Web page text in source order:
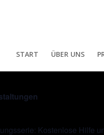
START ÜBER UNS
Kostenlose Hilfe